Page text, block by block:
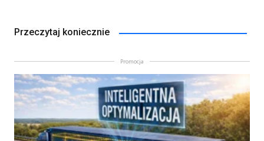
Przeczytaj koniecznie
Promocja